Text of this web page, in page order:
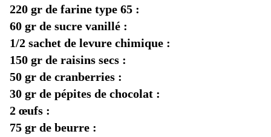
220 gr de farine type 65 :
60 gr de sucre vanillé :
1/2 sachet de levure chimique :
150 gr de raisins secs :
50 gr de cranberries :
30 gr de pépites de chocolat :
2 œufs :
75 gr de beurre :